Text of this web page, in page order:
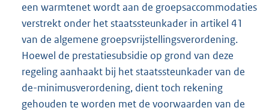
een warmtenet wordt aan de groepsaccommodaties
verstrekt onder het staatssteunkader in artikel 41
van de algemene groepsvrijstellingsverordening.
Hoewel de prestatiesubsidie op grond van deze
regeling aanhaakt bij het staatssteunkader van de
de-minimusverordening, dient toch rekening
gehouden te worden met de voorwaarden van de